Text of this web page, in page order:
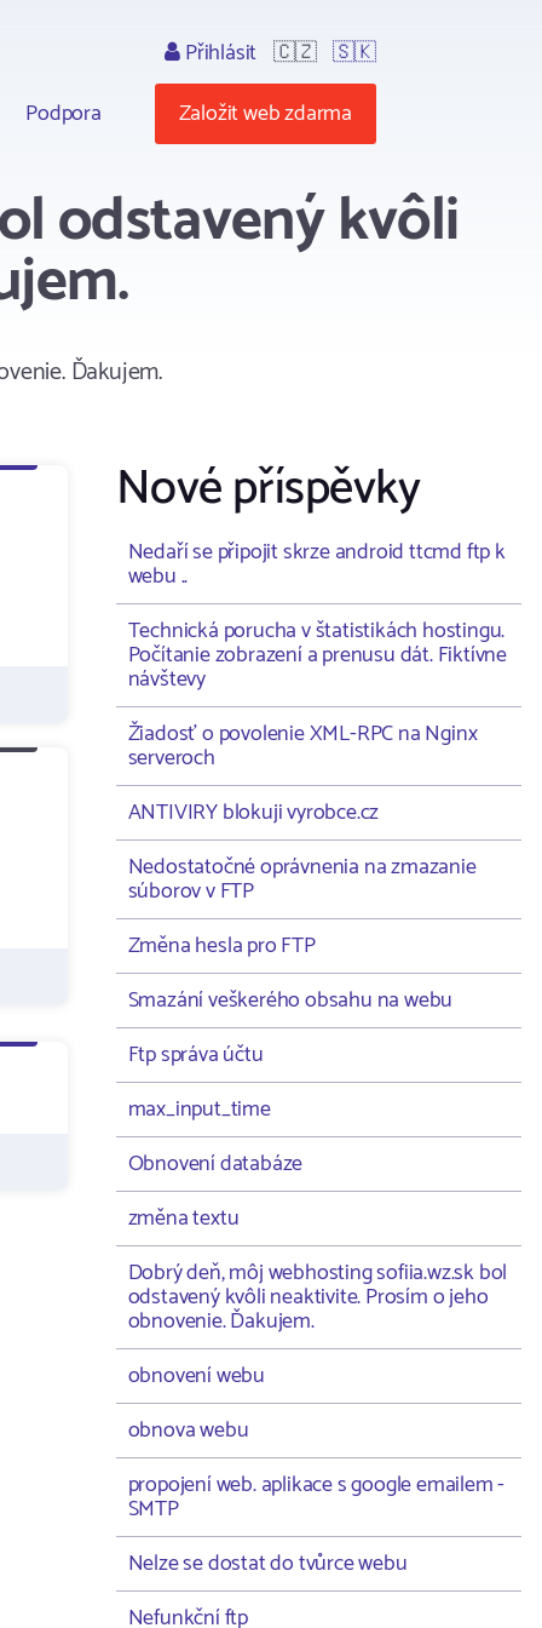
Podpora
Přihlásit 🇨🇿 🇸🇰
Založit web zdarma
odstavený kvôli
Ďakujem.
Nové příspěvky
Nedaří se připojit skrze android ttcmd ftp k
webu ..
Technická porucha v štatistikách hostingu.
Počítanie zobrazení a prenusu dát. Fiktívne
návštevy
Žiadosť o povolenie XML-RPC na Nginx
serveroch
ANTIVIRY blokuji vyrobce.cz
Nedostatočné oprávnenia na zmazanie
súborov v FTP
Změna hesla pro FTP
Smazání veškerého obsahu na webu
Ftp správa účtu
max_input_time
Obnovení databáze
změna textu
Dobrý deň, môj webhosting sofiia.wz.sk bol
odstavený kvôli neaktivite. Prosím o jeho
obnovenie. Ďakujem.
obnovení webu
obnova webu
propojení web. aplikace s google emailem -
SMTP
Nelze se dostat do tvůrce webu
Nefunkční ftp